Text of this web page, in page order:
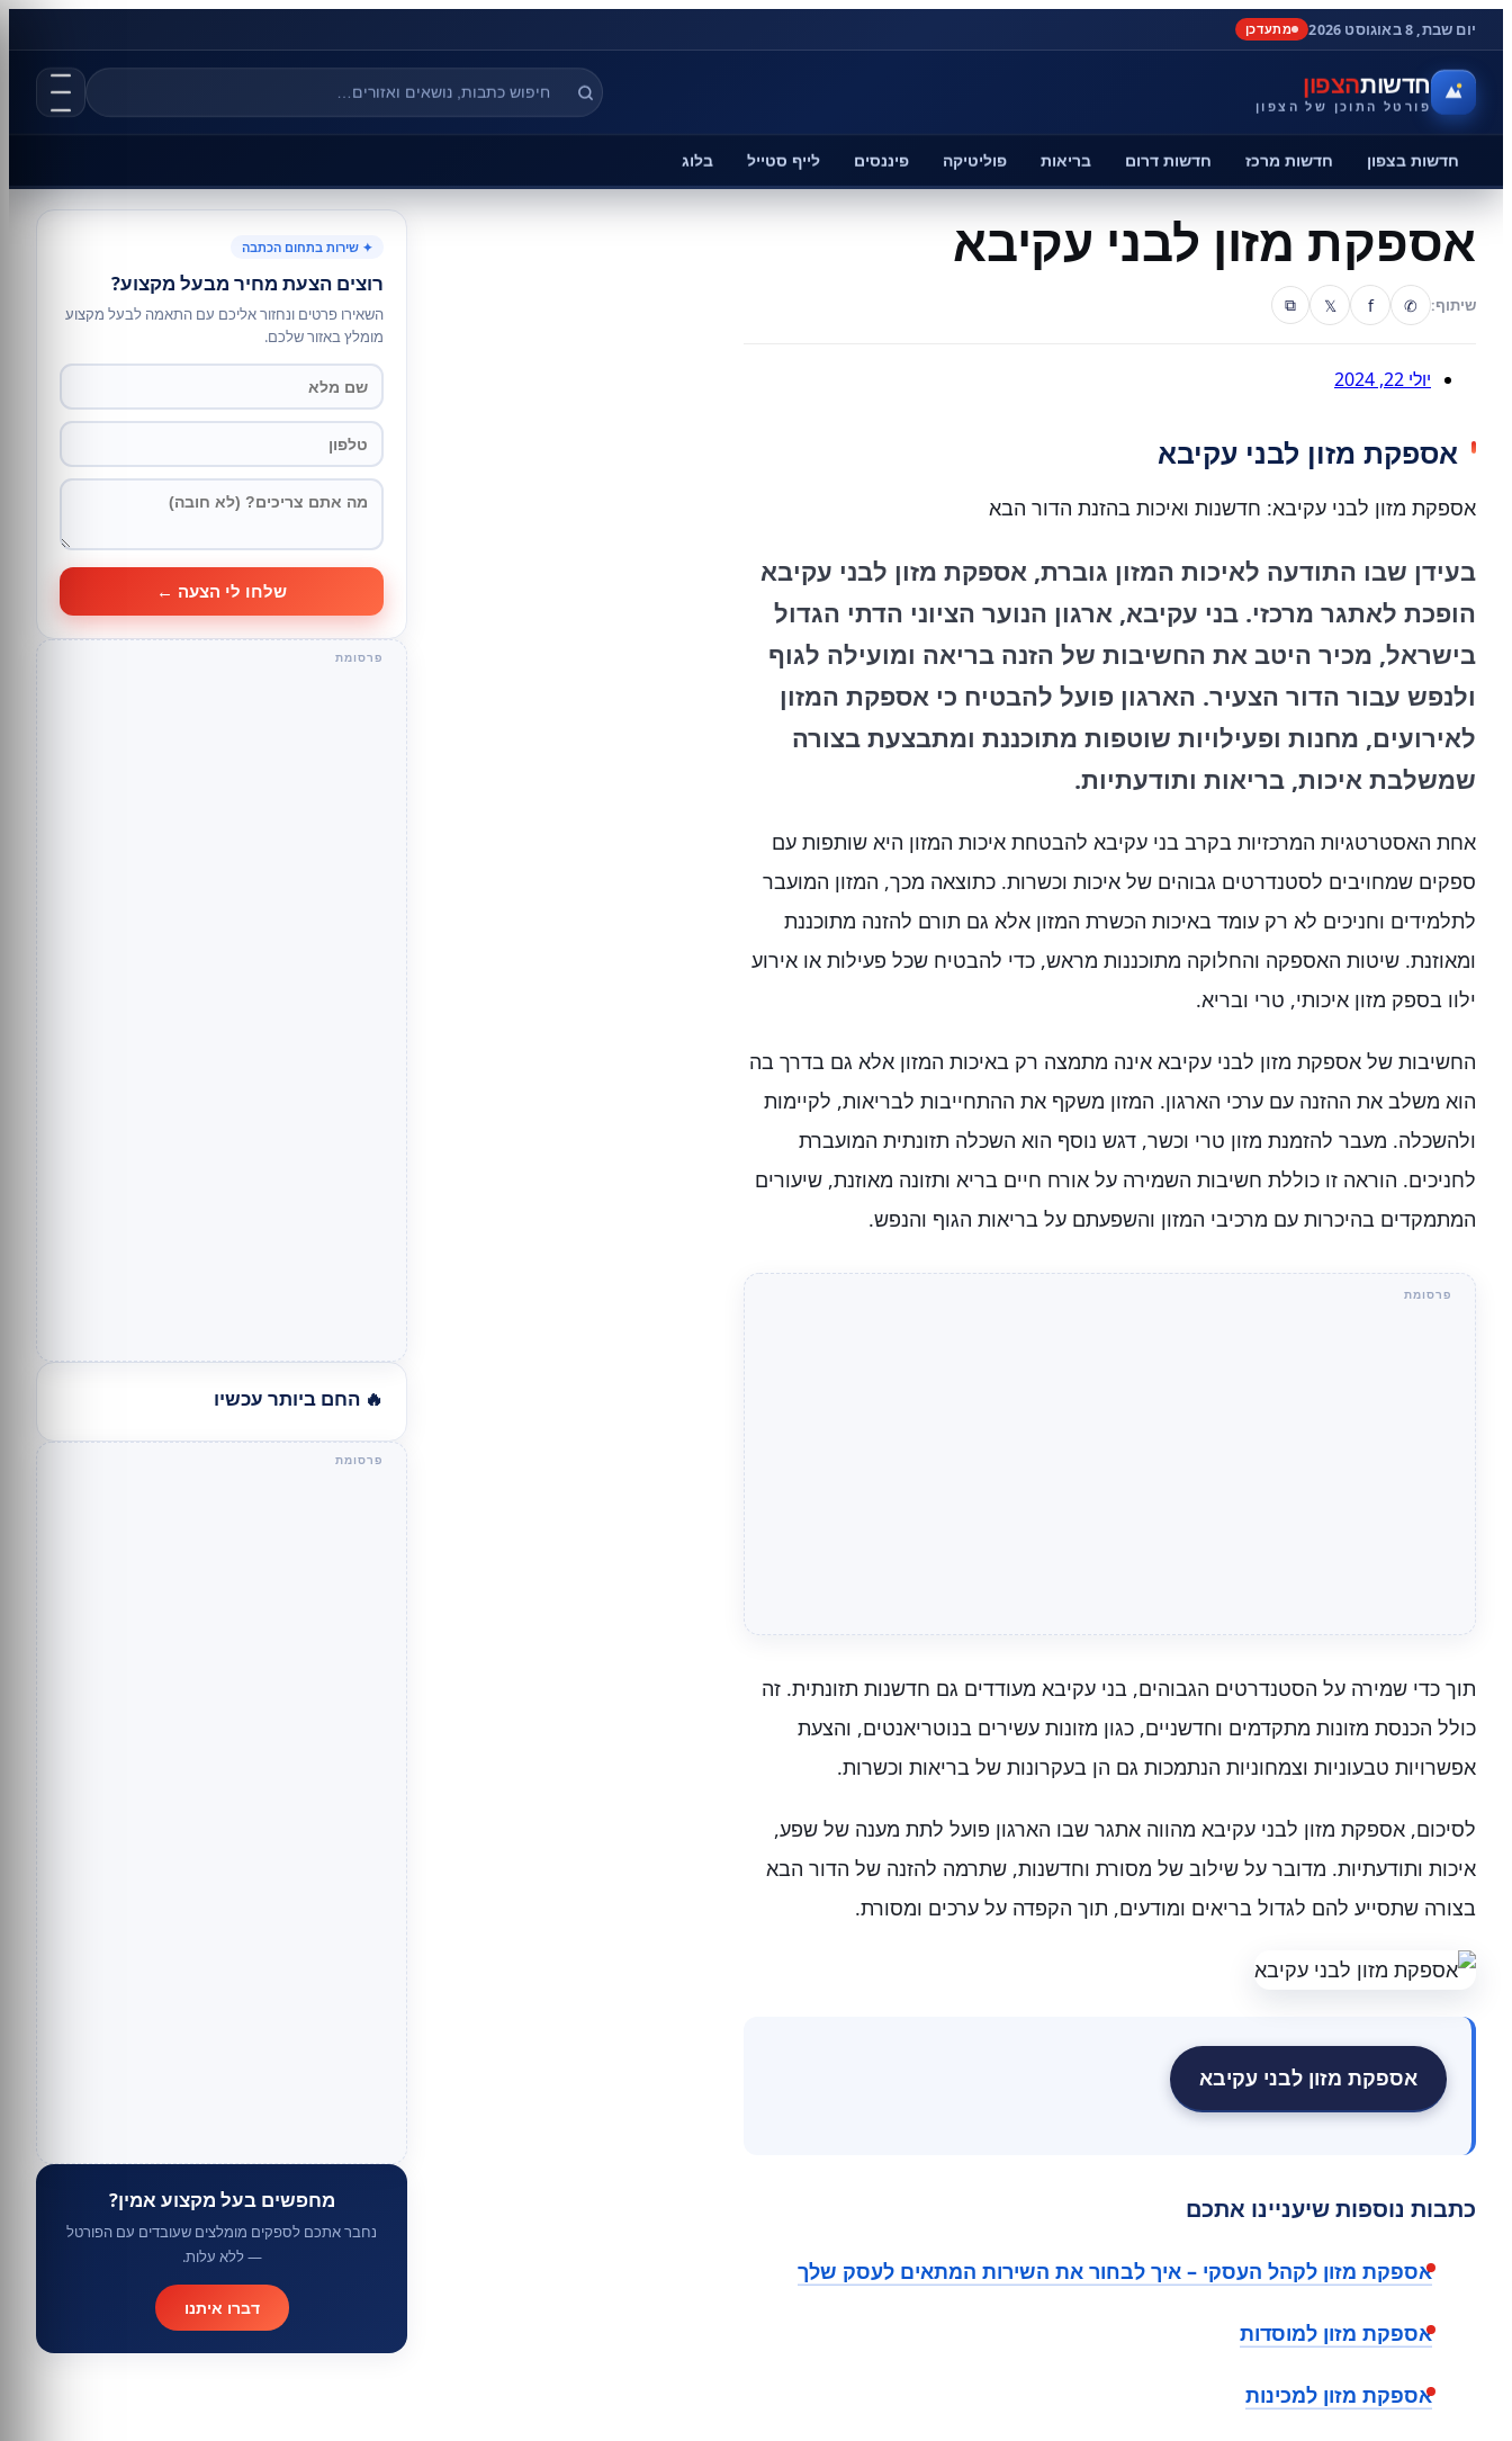
יום שבת, 8 באוגוסט 2026 מתעדכן
חדשותהצפון
פורטל התוכן של הצפון
חדשות בצפון חדשות מרכז חדשות דרום בריאות פוליטיקה פיננסים לייף סטייל בלוג
אספקת מזון לבני עקיבא
שיתוף: ✆
f
𝕏
⧉
יולי 22, 2024
אספקת מזון לבני עקיבא
אספקת מזון לבני עקיבא: חדשנות ואיכות בהזנת הדור הבא
בעידן שבו התודעה לאיכות המזון גוברת, אספקת מזון לבני עקיבא
הופכת לאתגר מרכזי. בני עקיבא, ארגון הנוער הציוני הדתי הגדול
בישראל, מכיר היטב את החשיבות של הזנה בריאה ומועילה לגוף
ולנפש עבור הדור הצעיר. הארגון פועל להבטיח כי אספקת המזון
לאירועים, מחנות ופעילויות שוטפות מתוכננת ומתבצעת בצורה
שמשלבת איכות, בריאות ותודעתיות.
אחת האסטרטגיות המרכזיות בקרב בני עקיבא להבטחת איכות המזון היא שותפות עם
ספקים שמחויבים לסטנדרטים גבוהים של איכות וכשרות. כתוצאה מכך, המזון המועבר
לתלמידים וחניכים לא רק עומד באיכות הכשרת המזון אלא גם תורם להזנה מתוכננת
ומאוזנת. שיטות האספקה והחלוקה מתוכננות מראש, כדי להבטיח שכל פעילות או אירוע
ילוו בספק מזון איכותי, טרי ובריא.
החשיבות של אספקת מזון לבני עקיבא אינה מתמצה רק באיכות המזון אלא גם בדרך בה
הוא משלב את ההזנה עם ערכי הארגון. המזון משקף את ההתחייבות לבריאות, לקיימות
ולהשכלה. מעבר להזמנת מזון טרי וכשר, דגש נוסף הוא השכלה תזונתית המועברת
לחניכים. הוראה זו כוללת חשיבות השמירה על אורח חיים בריא ותזונה מאוזנת, שיעורים
המתמקדים בהיכרות עם מרכיבי המזון והשפעתם על בריאות הגוף והנפש.
תוך כדי שמירה על הסטנדרטים הגבוהים, בני עקיבא מעודדים גם חדשנות תזונתית. זה
כולל הכנסת מזונות מתקדמים וחדשניים, כגון מזונות עשירים בנוטריאנטים, והצעת
אפשרויות טבעוניות וצמחוניות הנתמכות גם הן בעקרונות של בריאות וכשרות.
לסיכום, אספקת מזון לבני עקיבא מהווה אתגר שבו הארגון פועל לתת מענה של שפע,
איכות ותודעתיות. מדובר על שילוב של מסורת וחדשנות, שתרמה להזנה של הדור הבא
בצורה שתסייע להם לגדול בריאים ומודעים, תוך הקפדה על ערכים ומסורת.
אספקת מזון לבני עקיבא
כתבות נוספות שיעניינו אתכם
אספקת מזון לקהל העסקי – איך לבחור את השירות המתאים לעסק שלך
אספקת מזון למוסדות
אספקת מזון למכינות
✦ שירות בתחום הכתבה
רוצים הצעת מחיר מבעל מקצוע?
השאירו פרטים ונחזור אליכם עם התאמה לבעל מקצוע
מומלץ באזור שלכם.
שלחו לי הצעה ←
🔥 החם ביותר עכשיו
מחפשים בעל מקצוע אמין?
נחבר אתכם לספקים מומלצים שעובדים עם הפורטל
— ללא עלות.
דברו איתנו